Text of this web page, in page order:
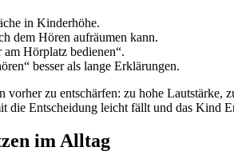
in Kinderhöhe.
dem Hören aufräumen kann.
Hörplatz bedienen“.
besser als lange Erklärungen.
zu entschärfen: zu hohe Lautstärke,
Entscheidung leicht fällt und das Kind
im Alltag